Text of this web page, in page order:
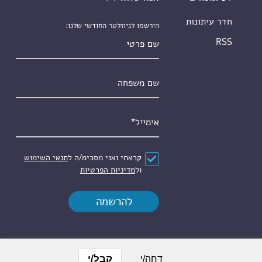
חדר עיתונות
RSS
הירשמו לניוזלטר החודשי שלנו:
הסכם*
קראתי ואני מסכימ/ה לתנאי השימוש
ולמדיניות הפרטיות
דחה/י קבל/י